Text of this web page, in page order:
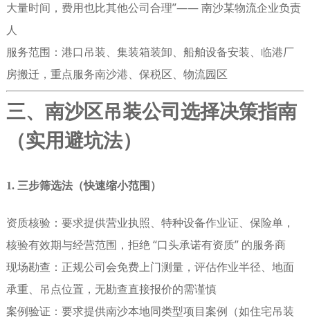
大量时间，费用也比其他公司合理”—— 南沙某物流企业负责
人
服务范围 ：港口吊装、集装箱装卸、船舶设备安装、临港厂
房搬迁，重点服务南沙港、保税区、物流园区
三、南沙区吊装公司选择决策指南
（实用避坑法）
1. 三步筛选法（快速缩小范围）
资质核验 ：要求提供营业执照、特种设备作业证、保险单，
核验有效期与经营范围，拒绝 “口头承诺有资质” 的服务商
现场勘查 ：正规公司会免费上门测量，评估作业半径、地面
承重、吊点位置，无勘查直接报价的需谨慎
案例验证 ：要求提供南沙本地同类型项目案例（如住宅吊装